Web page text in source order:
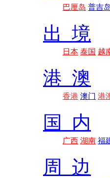
巴厘岛 普吉
出 境
日本 泰国 越
港 澳
香港 澳门 港
国 内
广西 湖南 福
周 边